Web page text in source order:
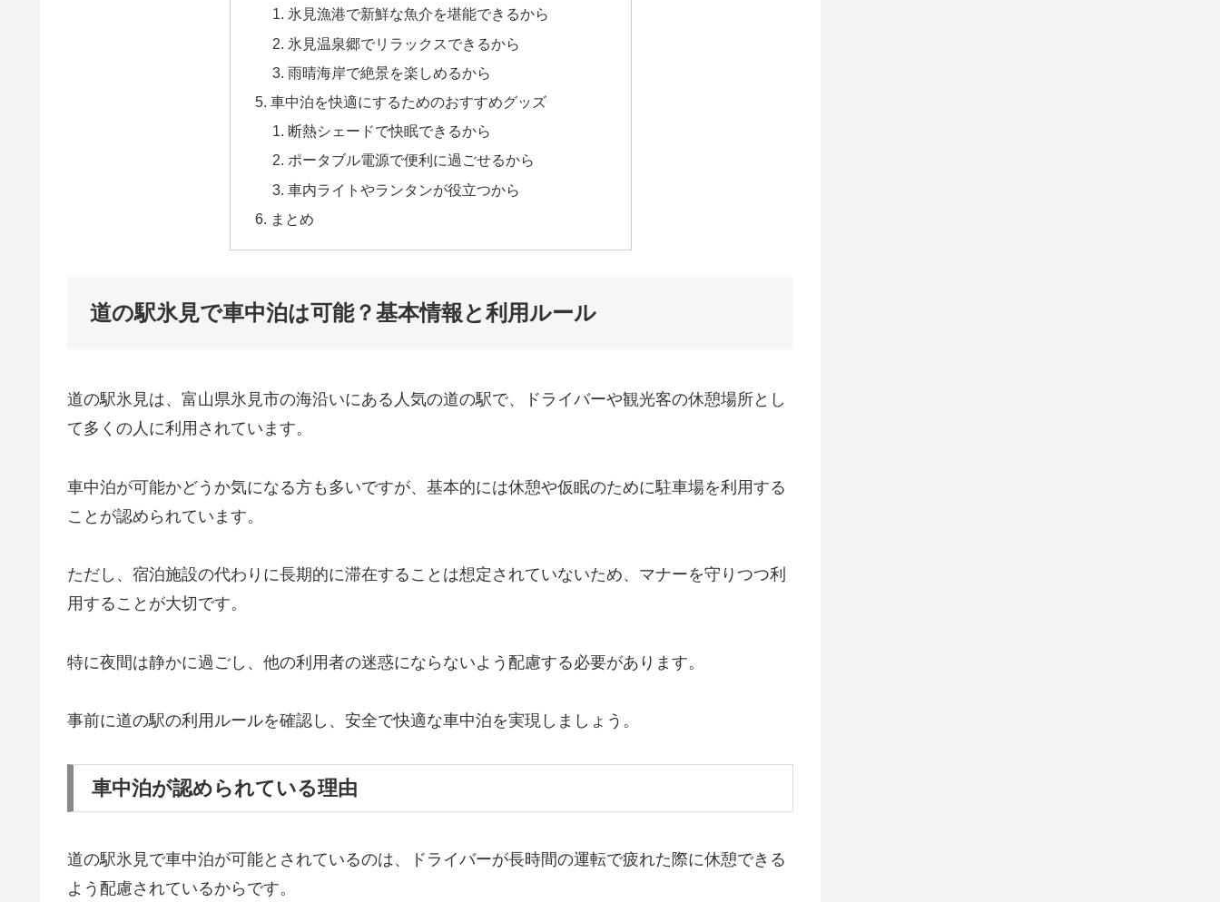
氷見漁港で新鮮な魚介を堪能できるから
氷見温泉郷でリラックスできるから
雨晴海岸で絶景を楽しめるから
車中泊を快適にするためのおすすめグッズ
断熱シェードで快眠できるから
ポータブル電源で便利に過ごせるから
車内ライトやランタンが役立つから
まとめ
道の駅氷見で車中泊は可能？基本情報と利用ルール
道の駅氷見は、富山県氷見市の海沿いにある人気の道の駅で、ドライバーや観光客の休憩場所とし
て多くの人に利用されています。
車中泊が可能かどうか気になる方も多いですが、基本的には休憩や仮眠のために駐車場を利用する
ことが認められています。
ただし、宿泊施設の代わりに長期的に滞在することは想定されていないため、マナーを守りつつ利
用することが大切です。
特に夜間は静かに過ごし、他の利用者の迷惑にならないよう配慮する必要があります。
事前に道の駅の利用ルールを確認し、安全で快適な車中泊を実現しましょう。
車中泊が認められている理由
道の駅氷見で車中泊が可能とされているのは、ドライバーが長時間の運転で疲れた際に休憩できる
よう配慮されているからです。